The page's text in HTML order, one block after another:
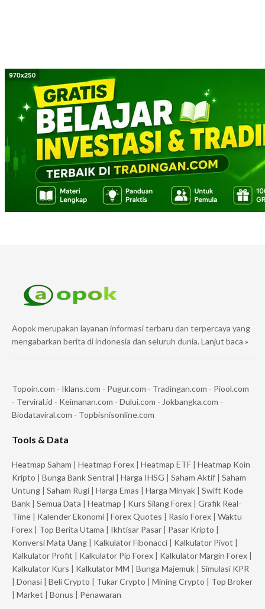
Aopok merupakan layanan informasi terbaru dan terpercaya yang
mengabarkan berita di indonesia dan seluruh dunia. Lanjut baca »
Topoin.com - Iklans.com - Pugur.com - Tradingan.com - Piool.com
- Terviral.id - Keimanan.com - Dului.com - Jokbangka.com -
Biodataviral.com - Topbisnisonline.com
Tools & Data
Heatmap Saham | Heatmap Forex | Heatmap ETF | Heatmap Koin
Kripto | Bunga Bank Sentral | Harga IHSG | Saham Aktif | Saham
Untung | Saham Rugi | Harga Emas | Harga Minyak | Swift Kode
Bank | Semua Data | Heatmap | Kurs Silang Forex | Grafik Real-
Time | Kalender Ekonomi | Forex Quotes | Rasio Forex | Waktu
Forex | Top Berita Utama | Ikhtisar Pasar | Pasar Kripto |
Konversi Mata Uang | Kalkulator Fibonacci | Kalkulator Pivot |
Kalkulator Profit | Kalkulator Pip Forex | Kalkulator Margin Forex |
Kalkulator Kurs | Kalkulator MM | Bunga Majemuk | Simulasi KPR
| Donasi | Beli Crypto | Tukar Crypto | Mining Crypto | Top Broker
| Market | Bonus | Penawaran